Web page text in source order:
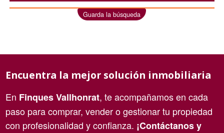
Guarda la búsqueda
Encuentra la mejor solución inmobiliaria
En Finques Vallhonrat, te acompañamos en cada
paso para comprar, vender o gestionar tu propiedad
con profesionalidad y confianza. ¡Contáctanos y